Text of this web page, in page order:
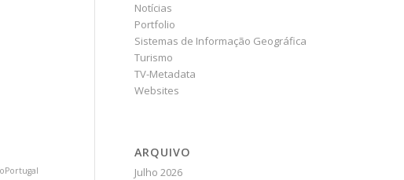
Notícias
Portfolio
Sistemas de Informação Geográfica
Turismo
TV-Metadata
Websites
ARQUIVO
Julho 2026